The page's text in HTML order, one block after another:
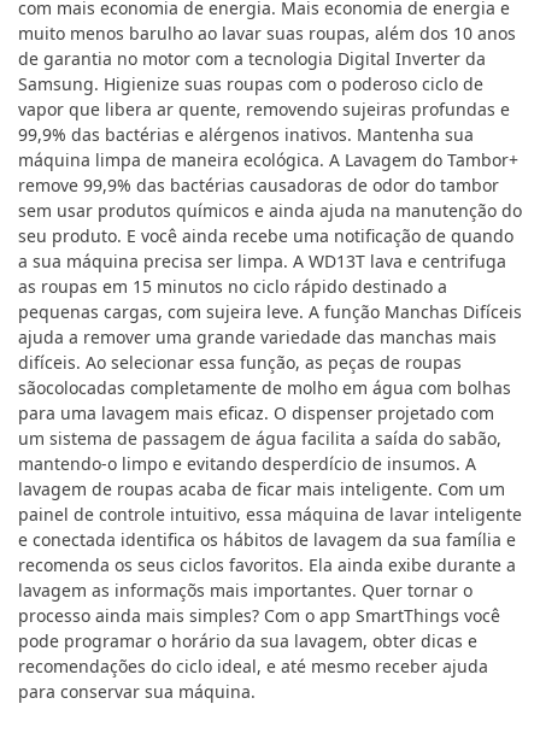
com mais economia de energia. Mais economia de energia e
muito menos barulho ao lavar suas roupas, além dos 10 anos
de garantia no motor com a tecnologia Digital Inverter da
Samsung. Higienize suas roupas com o poderoso ciclo de
vapor que libera ar quente, removendo sujeiras profundas e
99,9% das bactérias e alérgenos inativos. Mantenha sua
máquina limpa de maneira ecológica. A Lavagem do Tambor+
remove 99,9% das bactérias causadoras de odor do tambor
sem usar produtos químicos e ainda ajuda na manutenção do
seu produto. E você ainda recebe uma notificação de quando
a sua máquina precisa ser limpa. A WD13T lava e centrifuga
as roupas em 15 minutos no ciclo rápido destinado a
pequenas cargas, com sujeira leve. A função Manchas Difíceis
ajuda a remover uma grande variedade das manchas mais
difíceis. Ao selecionar essa função, as peças de roupas
sãocolocadas completamente de molho em água com bolhas
para uma lavagem mais eficaz. O dispenser projetado com
um sistema de passagem de água facilita a saída do sabão,
mantendo-o limpo e evitando desperdício de insumos. A
lavagem de roupas acaba de ficar mais inteligente. Com um
painel de controle intuitivo, essa máquina de lavar inteligente
e conectada identifica os hábitos de lavagem da sua família e
recomenda os seus ciclos favoritos. Ela ainda exibe durante a
lavagem as informaçõs mais importantes. Quer tornar o
processo ainda mais simples? Com o app SmartThings você
pode programar o horário da sua lavagem, obter dicas e
recomendações do ciclo ideal, e até mesmo receber ajuda
para conservar sua máquina.